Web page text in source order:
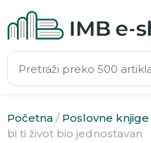
Početna / Poslovne knjige
bi ti život bio jednostavan